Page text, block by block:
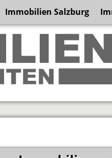
Immobilien Salzburg